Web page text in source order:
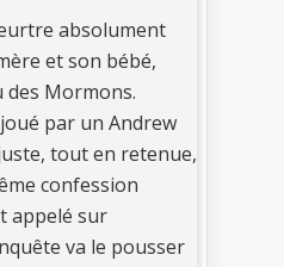
absolument
et son bébé,
des Mormons.
par un Andrew
tout en retenue,
confession
appelé sur
va le pousser